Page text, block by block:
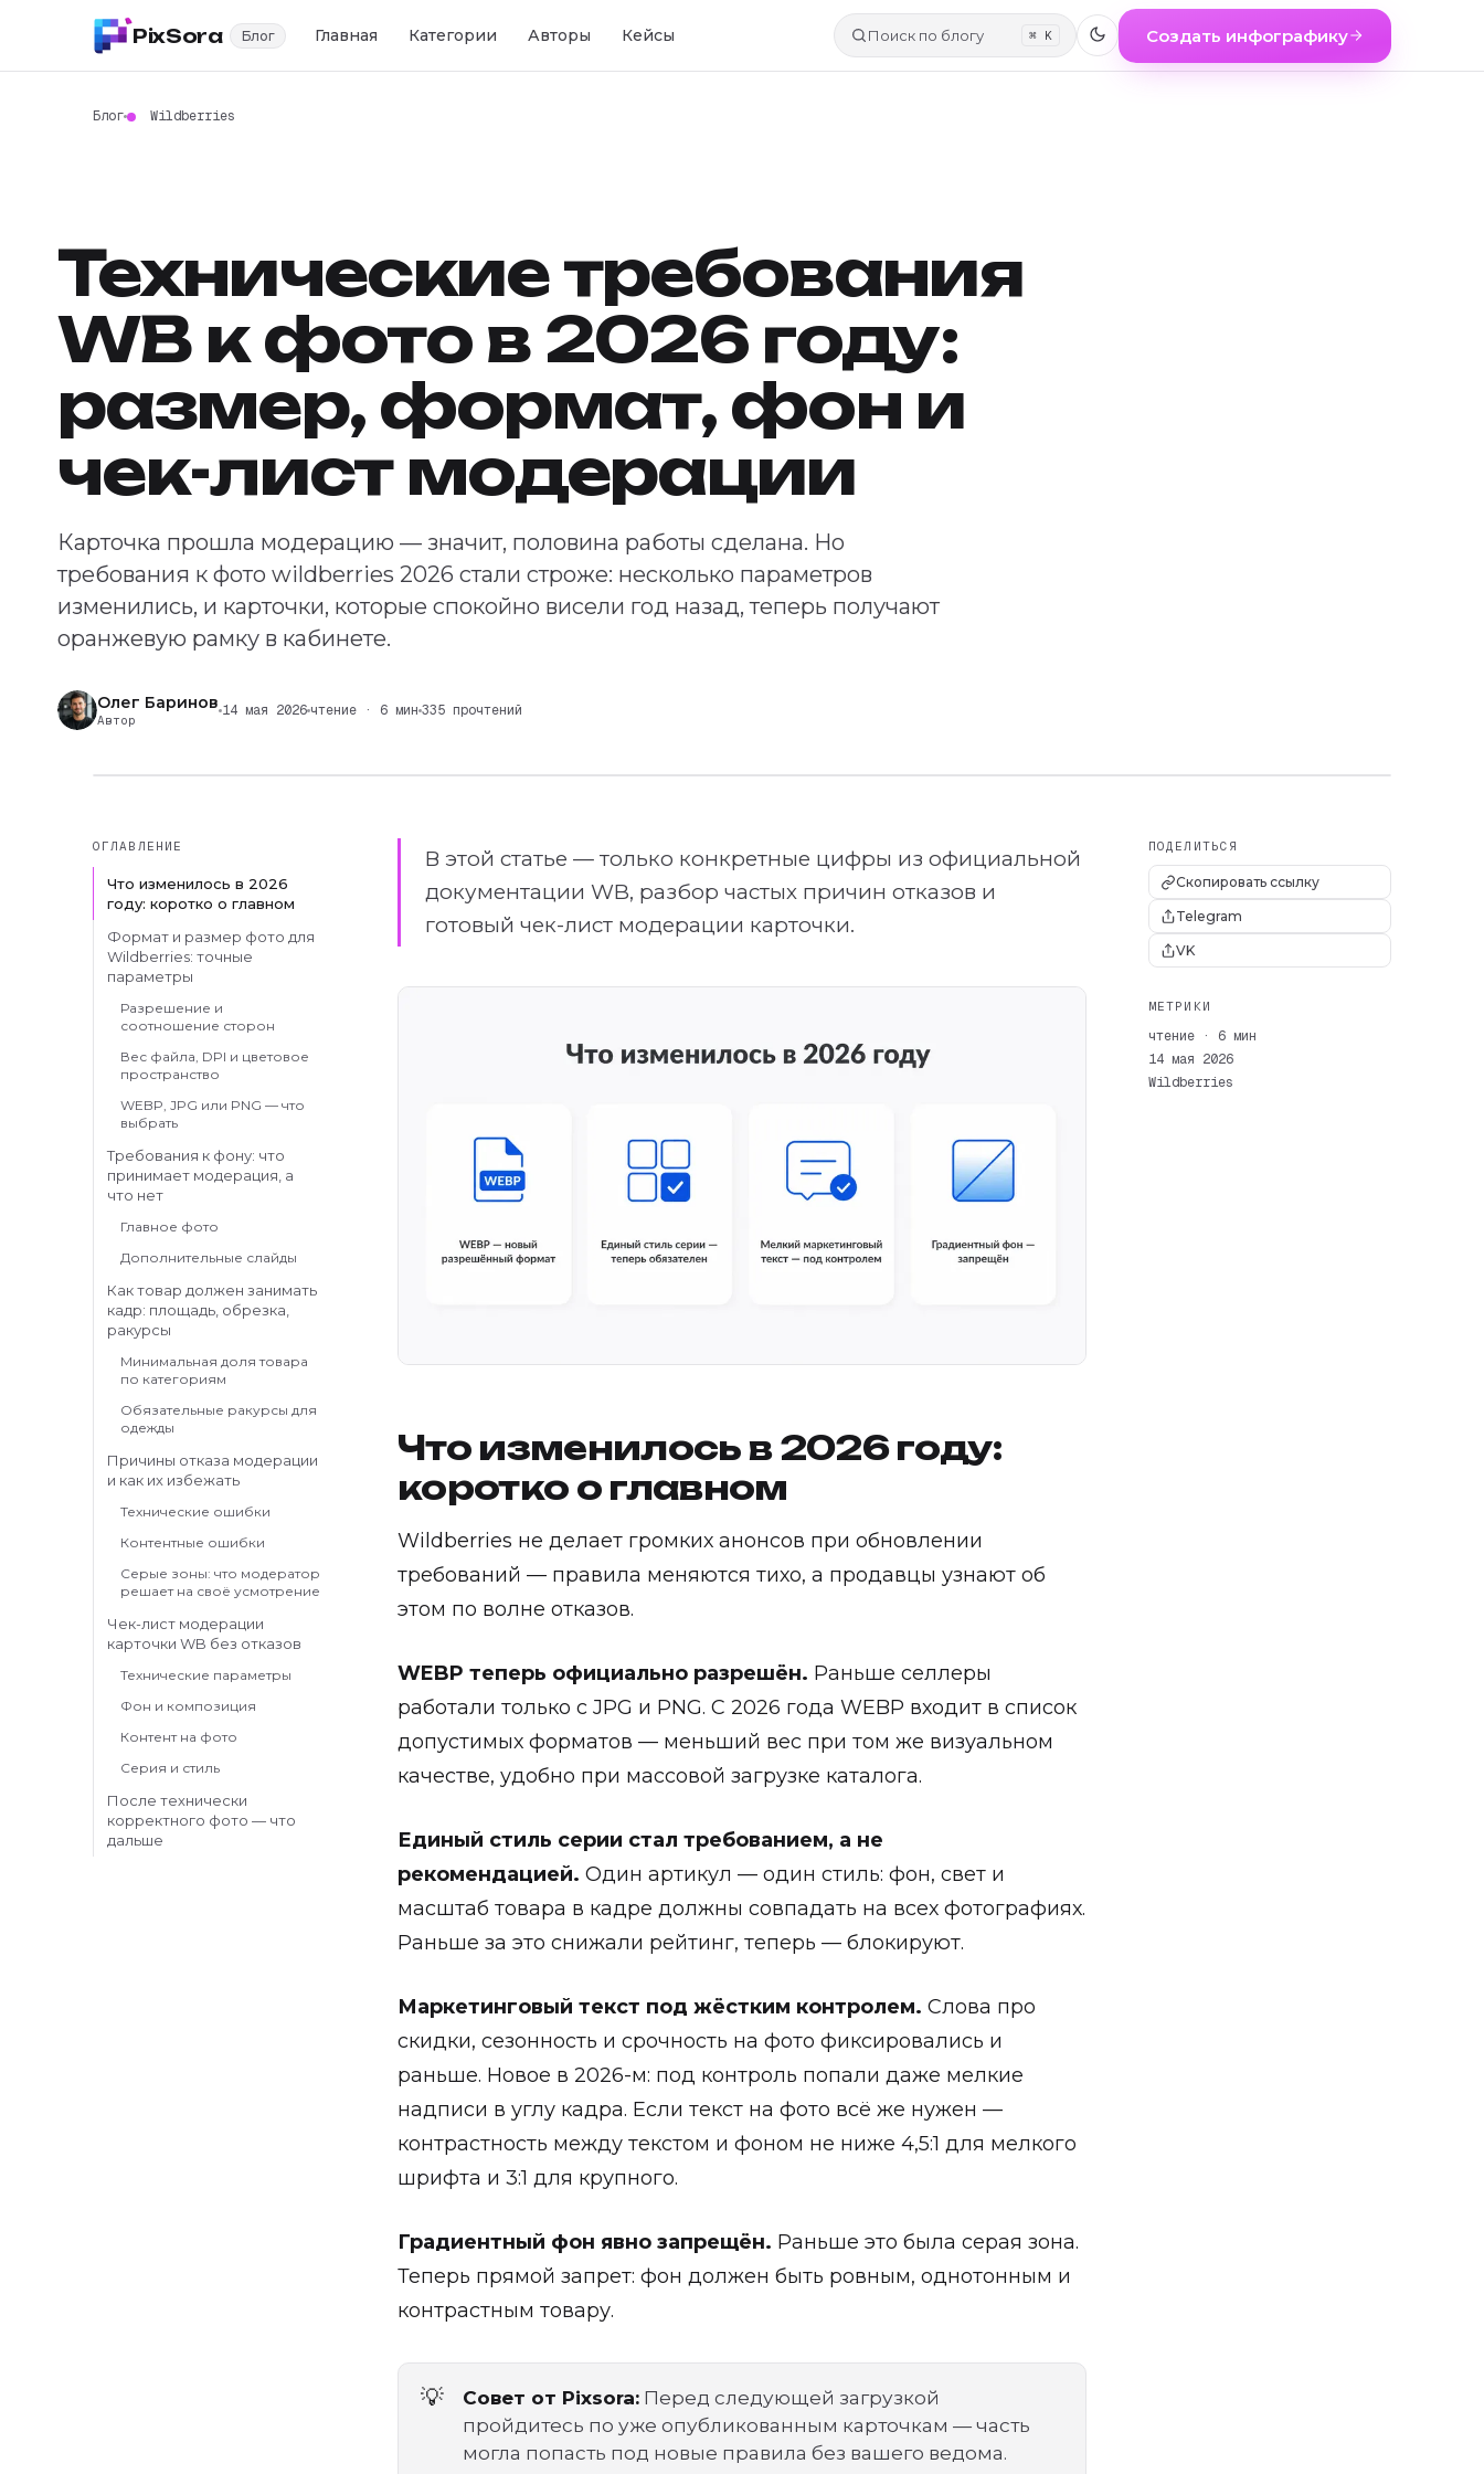
PixSora Блог Главная Категории Авторы Кейсы Поиск по блогу ⌘ K Создать инфографику
Блог Wildberries
Технические требования
WB к фото в 2026 году:
размер, формат, фон и
чек-лист модерации
Карточка прошла модерацию — значит, половина работы сделана. Но
требования к фото wildberries 2026 стали строже: несколько параметров
изменились, и карточки, которые спокойно висели год назад, теперь получают
оранжевую рамку в кабинете.
Олег Баринов
Автор
14 мая 2026 чтение · 6 мин 335 прочтений
ОГЛАВЛЕНИЕ
Что изменилось в 2026
году: коротко о главном
Формат и размер фото для
Wildberries: точные
параметры
Разрешение и
соотношение сторон
Вес файла, DPI и цветовое
пространство
WEBP, JPG или PNG — что
выбрать
Требования к фону: что
принимает модерация, а
что нет
Главное фото
Дополнительные слайды
Как товар должен занимать
кадр: площадь, обрезка,
ракурсы
Минимальная доля товара
по категориям
Обязательные ракурсы для
одежды
Причины отказа модерации
и как их избежать
Технические ошибки
Контентные ошибки
Серые зоны: что модератор
решает на своё усмотрение
Чек-лист модерации
карточки WB без отказов
Технические параметры
Фон и композиция
Контент на фото
Серия и стиль
После технически
корректного фото — что
дальше
В этой статье — только конкретные цифры из официальной
документации WB, разбор частых причин отказов и
готовый чек-лист модерации карточки.
Что изменилось в 2026 году:
коротко о главном
Wildberries не делает громких анонсов при обновлении
требований — правила меняются тихо, а продавцы узнают об
этом по волне отказов.
WEBP теперь официально разрешён. Раньше селлеры
работали только с JPG и PNG. С 2026 года WEBP входит в список
допустимых форматов — меньший вес при том же визуальном
качестве, удобно при массовой загрузке каталога.
Единый стиль серии стал требованием, а не
рекомендацией. Один артикул — один стиль: фон, свет и
масштаб товара в кадре должны совпадать на всех фотографиях.
Раньше за это снижали рейтинг, теперь — блокируют.
Маркетинговый текст под жёстким контролем. Слова про
скидки, сезонность и срочность на фото фиксировались и
раньше. Новое в 2026-м: под контроль попали даже мелкие
надписи в углу кадра. Если текст на фото всё же нужен —
контрастность между текстом и фоном не ниже 4,5:1 для мелкого
шрифта и 3:1 для крупного.
Градиентный фон явно запрещён. Раньше это была серая зона.
Теперь прямой запрет: фон должен быть ровным, однотонным и
контрастным товару.
💡 Совет от Pixsora:Перед следующей загрузкой
пройдитесь по уже опубликованным карточкам — часть
могла попасть под новые правила без вашего ведома.
ПОДЕЛИТЬСЯ
Скопировать ссылку
Telegram
VK
МЕТРИКИ
чтение · 6 мин
14 мая 2026
Wildberries